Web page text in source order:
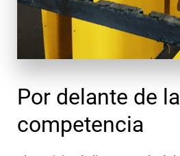
Por delante de la
competencia